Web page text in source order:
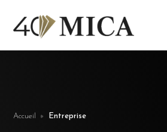
Accueil Entreprise